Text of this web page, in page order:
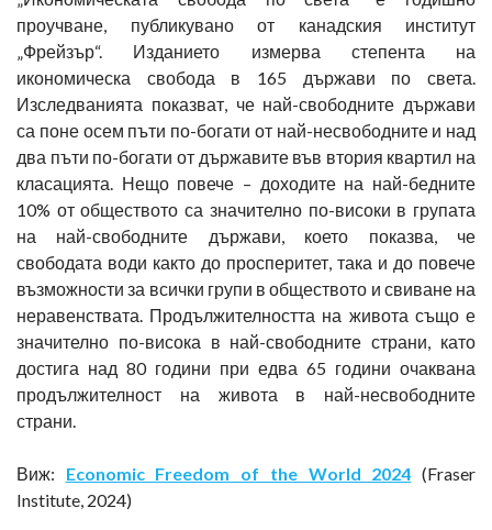
проучване, публикувано от канадския институт
„Фрейзър“. Изданието измерва степента на
икономическа свобода в 165 държави по света.
Изследванията показват, че най-свободните държави
са поне осем пъти по-богати от най-несвободните и над
два пъти по-богати от държавите във втория квартил на
класацията. Нещо повече – доходите на най-бедните
10% от обществото са значително по-високи в групата
на най-свободните държави, което показва, че
свободата води както до просперитет, така и до повече
възможности за всички групи в обществото и свиване на
неравенствата. Продължителността на живота също е
значително по-висока в най-свободните страни, като
достига над 80 години при едва 65 години очаквана
продължителност на живота в най-несвободните
страни.
Виж: Economic Freedom of the World 2024 (Fraser
Institute, 2024)